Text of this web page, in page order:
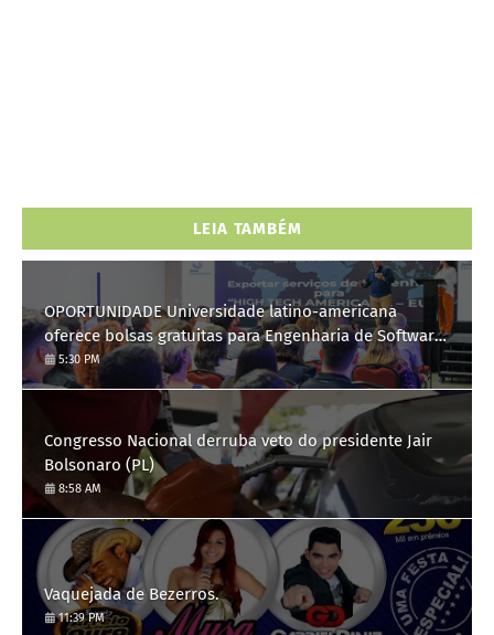
LEIA TAMBÉM
OPORTUNIDADE Universidade latino-americana
oferece bolsas gratuitas para Engenharia de Software;
saiba como se candidatar
5:30 PM
Congresso Nacional derruba veto do presidente Jair
Bolsonaro (PL)
8:58 AM
Vaquejada de Bezerros.
11:39 PM